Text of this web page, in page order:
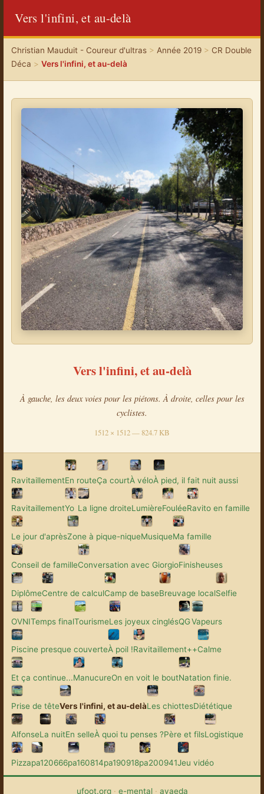
Vers l'infini, et au-delà
Christian Mauduit - Coureur d'ultras> Année 2019> CR Double
Déca > Vers l'infini, et au-delà
Vers l'infini, et au-delà
À gauche, les deux voies pour les piétons. À droite, celles pour les
cyclistes.
1512 × 1512 — 824.7 KB
RavitaillementEn routeÇa courtÀ véloÀ pied, il fait nuit aussi
RavitaillementYo La ligne droiteLumièreFouléeRavito en famille
Le jour d'aprèsZone à pique-niqueMusiqueMa famille
Conseil de familleConversation avec GiorgioFinisheuses
DiplômeCentre de calculCamp de baseBreuvage localSelfie
OVNITemps finalTourismeLes joyeux cinglésQGVapeurs
Piscine presque couverteÀ poil !Ravitaillement++Calme
Et ça continue...ManucureOn en voit le boutNatation finie.
Prise de têteVers l'infini, et au-delàLes chiottesDiététique
AlfonseLa nuitEn selleÀ quoi tu penses ?Père et filsLogistique
Pizzapa120666pa160814pa190918pa200941Jeu vidéo
ufoot.org· e-mental· avaeda